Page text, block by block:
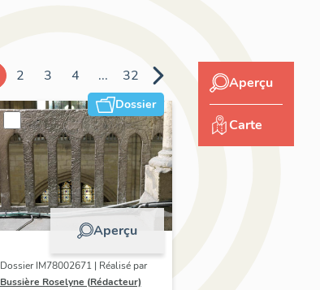
2 3 4 ... 32
Dossier
Aperçu
Dossier IM78002671 | Réalisé par
Bussière Roselyne (Rédacteur)
Aperçu
Carte